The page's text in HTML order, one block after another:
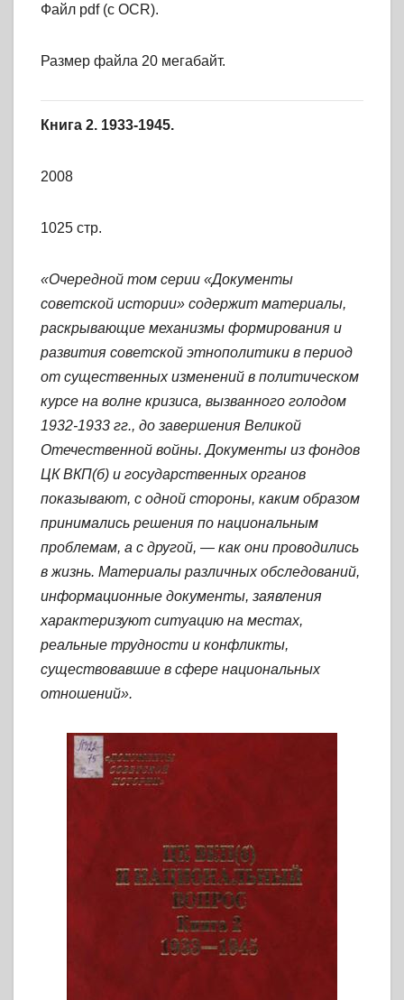
Файл pdf (с OCR).
Размер файла 20 мегабайт.
Книга 2. 1933-1945.
2008
1025 стр.
«Очередной том серии «Документы
советской истории» содержит материалы,
раскрывающие механизмы формирования и
развития советской этнополитики в период
от существенных изменений в политическом
курсе на волне кризиса, вызванного голодом
1932-1933 гг., до завершения Великой
Отечественной войны. Документы из фондов
ЦК ВКП(б) и государственных органов
показывают, с одной стороны, каким образом
принимались решения по национальным
проблемам, а с другой, — как они проводились
в жизнь. Материалы различных обследований,
информационные документы, заявления
характеризуют ситуацию на местах,
реальные трудности и конфликты,
существовавшие в сфере национальных
отношений».